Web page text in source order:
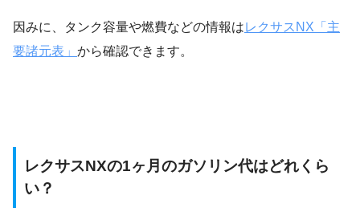
因みに、タンク容量や燃費などの情報はレクサスNX「主
要諸元表」 から確認できます。
レクサスNXの1ヶ月のガソリン代はどれくら
い？